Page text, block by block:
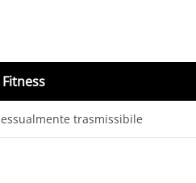
Fitness
trasmissibile